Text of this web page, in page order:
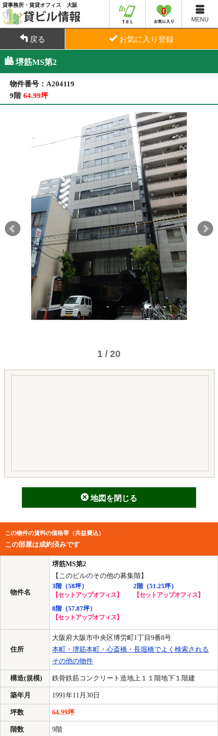
貸事務所・賃貸オフィス 大阪
MENU
0
戻る お気に入り登録
堺筋MS第2
物件番号：A204119
9階 64.99坪
1 / 20
地図を閉じる
この物件の賃料の価格帯（共益費込）
この部屋は成約済みです
物件名
堺筋MS第2
【このビルのその他の募集階】
3階（58坪）
【セットアップオフィス】
2階（51.25坪）
【セットアップオフィス】
8階（57.87坪）
【セットアップオフィス】
住所
大阪府大阪市中央区博労町1丁目9番8号
本町・堺筋本町・心斎橋・長堀橋でよく検索される
その他の物件
構造(規模) 鉄骨鉄筋コンクリート造地上１１階地下１階建
築年月 1991年11月30日
坪数 64.99坪
階数 9階